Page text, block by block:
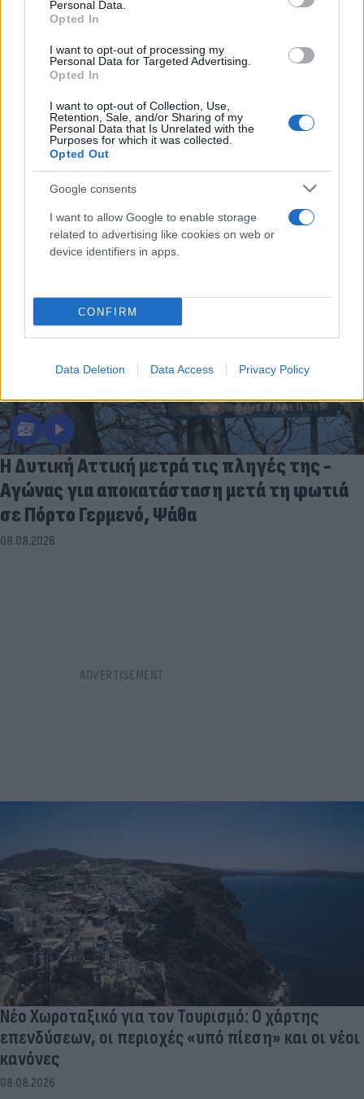
Personal Data.
Opted In
I want to opt-out of processing my
Personal Data for Targeted Advertising.
Opted In
I want to opt-out of Collection, Use,
Retention, Sale, and/or Sharing of my
Personal Data that Is Unrelated with the
Purposes for which it was collected.
Opted Out
Google consents
I want to allow Google to enable storage
related to advertising like cookies on web or
device identifiers in apps.
CONFIRM
Data Deletion Data Access Privacy Policy
FLASH FOCUS
Η Δυτική Αττική μετρά τις πληγές της -
Αγώνας για αποκατάσταση μετά τη φωτιά
σε Πόρτο Γερμενό, Ψάθα
08.08.2026
Νέο Χωροταξικό για τον Τουρισμό: Ο χάρτης
επενδύσεων, οι περιοχές «υπό πίεση» και οι νέοι
κανόνες
08.08.2026